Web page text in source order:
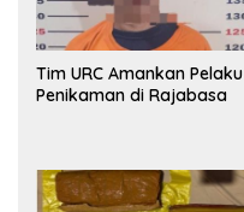
Tim URC Amankan Pelaku
Penikaman di Rajabasa